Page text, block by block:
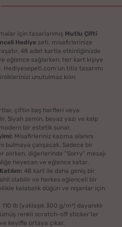
için tasarlanmış Mutlu Çifti
Hediye seti, misafirlerinize
48 adet kartla etkinliğinizde
eğlence sağlarken, her kart kişiye
Hediyesepeti.com’un titiz tasarımı
unutulmaz kılın.
çiftin baş harfleri veya
Siyah zemin, beyaz yazı ve kalp
bir estetik sunar.
Misafirleriniz kazıma alanını
bulmaya çalışacak. Sadece bir
diğerlerinde “Sorry” mesajı
heyecan ve eğlence katar.
48 kart ile daha geniş bir
olabilir ve herkes eğlenceli bir
kalabalık düğün ve nişanlar için
lb (yaklaşık 300 g/m²) dayanıklı
renkli scratch-off sticker’lar
keyifle ortaya çıkar.